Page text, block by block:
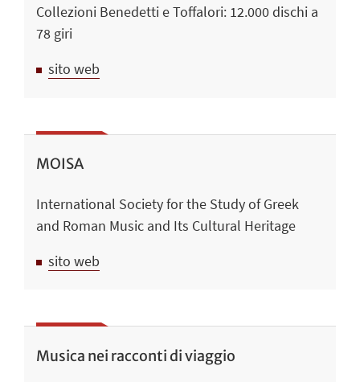
Collezioni Benedetti e Toffalori: 12.000 dischi a
78 giri
sito web
MOISA
International Society for the Study of Greek
and Roman Music and Its Cultural Heritage
sito web
Musica nei racconti di viaggio